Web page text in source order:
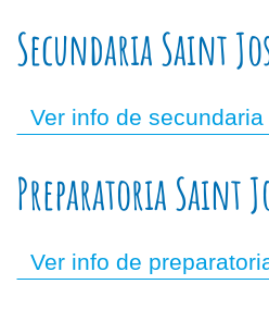
Secundaria Saint
Ver info de secundaria
Preparatoria Saint
Ver info de